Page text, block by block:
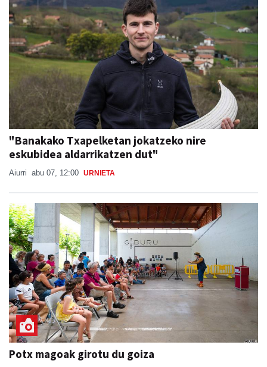
"Banakako Txapelketan jokatzeko nire
eskubidea aldarrikatzen dut"
Aiurri abu 07, 12:00 URNIETA
Potx magoak girotu du goiza